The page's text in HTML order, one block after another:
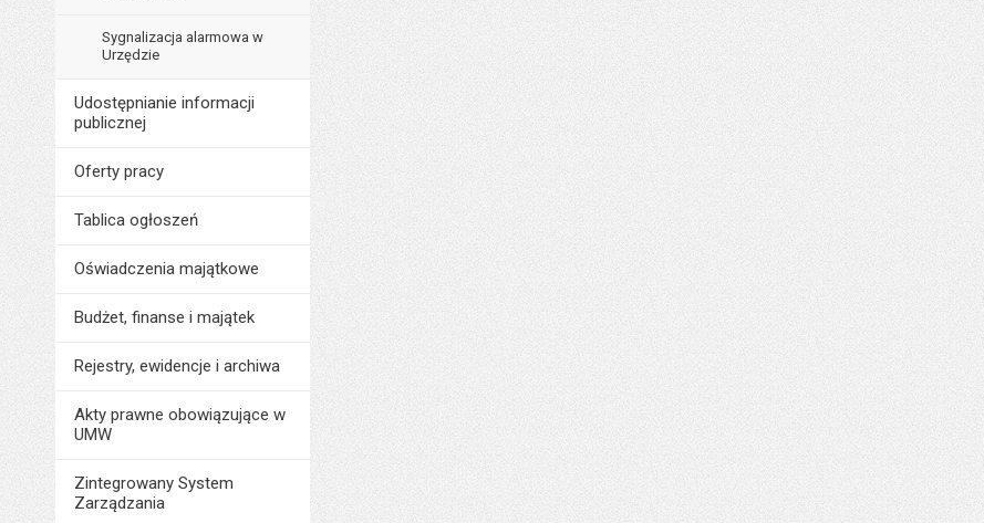
Sygnalizacja alarmowa w
Urzędzie
Udostępnianie informacji
publicznej
Oferty pracy
Tablica ogłoszeń
Oświadczenia majątkowe
Budżet, finanse i majątek
Rejestry, ewidencje i archiwa
Akty prawne obowiązujące w
UMW
Zintegrowany System
Zarządzania